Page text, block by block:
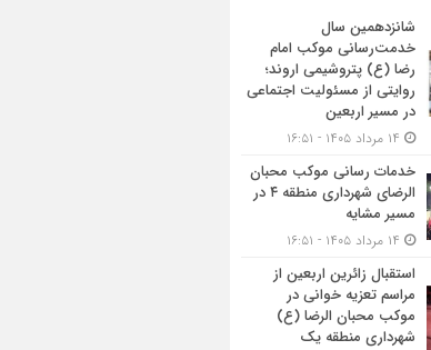
شانزدهمین سال
خدمت‌رسانی موکب امام
رضا (ع) پتروشیمی اروند؛
روایتی از مسئولیت اجتماعی
در مسیر اربعین
خدمات رسانی موکب محبان
الرضای شهرداری منطقه ۴ در
مسیر مشایه
استقبال زائرین اربعین از
مراسم تعزیه خوانی در
موکب محبان الرضا (ع)
شهرداری منطقه یک